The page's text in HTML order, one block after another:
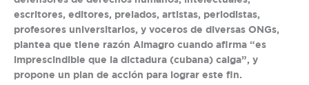
escritores, editores, prelados, artistas, periodistas,
profesores universitarios, y voceros de diversas ONGs,
plantea que tiene razón Almagro cuando afirma “es
imprescindible que la dictadura (cubana) caiga”, y
propone un plan de acción para lograr este fin.